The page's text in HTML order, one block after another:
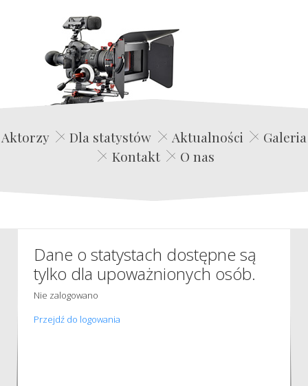
Edwin Film Agencja Aktorska
Aktorzy Dla statystów Aktualności
Galeria
Kontakt
O nas
Dane o statystach dostępne są
tylko dla upoważnionych osób.
Nie zalogowano
Przejdź do logowania